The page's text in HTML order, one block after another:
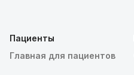
Пациенты
Главная для пациентов